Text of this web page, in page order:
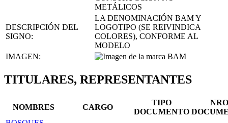
METÁLICOS
DESCRIPCIÓN DEL
SIGNO:
LA DENOMINACIÓN BAM Y
LOGOTIPO (SE REIVINDICA
COLORES), CONFORME AL
MODELO
IMAGEN:
TITULARES, REPRESENTANTES
NOMBRES CARGO
TIPO
DOCUMENTO
NRO